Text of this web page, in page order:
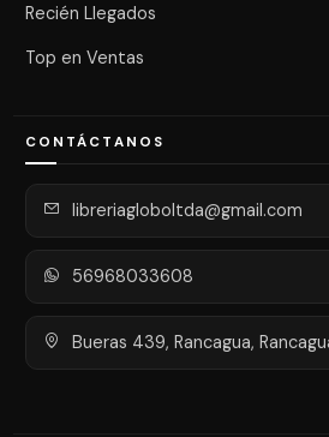
Recién Llegados
Top en Ventas
CONTÁCTANOS
libreriagloboltda@gmail.com
56968033608
Bueras 439, Rancagua,